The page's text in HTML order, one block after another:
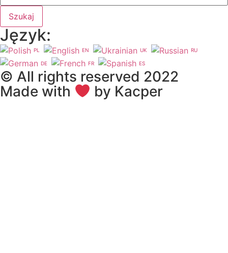
Szukaj
Język:
PL EN UK RU
DE FR ES
© All rights reserved 2022
Made with
by Kacper